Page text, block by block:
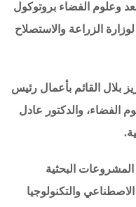
وعلوم الفضاء بروتوكول
الزراعة والاستصلاح
بلال القائم بأعمال رئيس
الفضاء، والدكتور عادل
البحثية
والتكنولوجيا